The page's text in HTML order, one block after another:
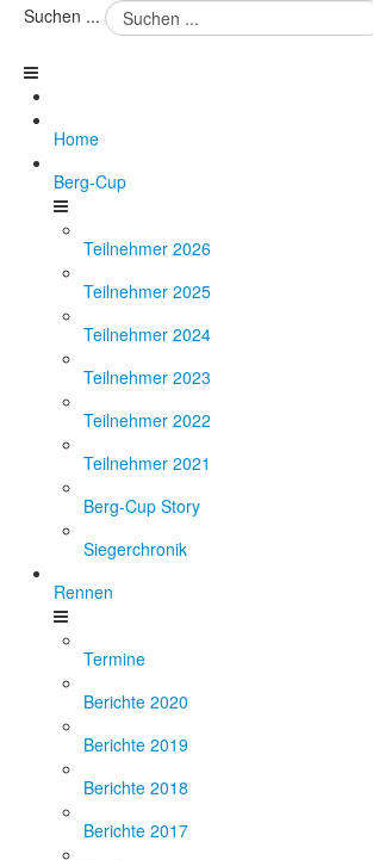
Suchen ...
Home
Berg-Cup
Teilnehmer 2026
Teilnehmer 2025
Teilnehmer 2024
Teilnehmer 2023
Teilnehmer 2022
Teilnehmer 2021
Berg-Cup Story
Siegerchronik
Rennen
Termine
Berichte 2020
Berichte 2019
Berichte 2018
Berichte 2017